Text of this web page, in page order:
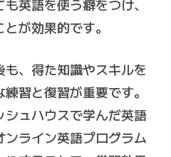
英語を使う癖をつけ、
が効果的です。
、得た知識やスキルを
習と復習が重要です。
ュハウスで学んだ英語
ライン英語プログラム